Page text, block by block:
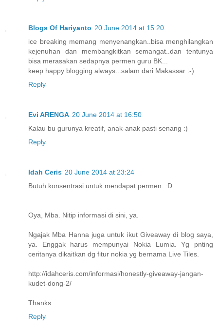
Blogs Of Hariyanto 20 June 2014 at 15:20
ice breaking memang menyenangkan..bisa menghilangkan
kejenuhan dan membangkitkan semangat..dan tentunya
bisa merasakan sedapnya permen guru BK...
keep happy blogging always...salam dari Makassar :-)
Reply
Evi ARENGA 20 June 2014 at 16:50
Kalau bu gurunya kreatif, anak-anak pasti senang :)
Reply
Idah Ceris 20 June 2014 at 23:24
Butuh konsentrasi untuk mendapat permen. :D
Oya, Mba. Nitip informasi di sini, ya.
Ngajak Mba Hanna juga untuk ikut Giveaway di blog saya,
ya. Enggak harus mempunyai Nokia Lumia. Yg pnting
ceritanya dikaitkan dg fitur nokia yg bernama Live Tiles.
http://idahceris.com/informasi/honestly-giveaway-jangan-
kudet-dong-2/
Thanks
Reply